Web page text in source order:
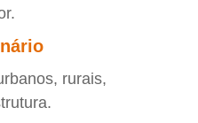
rurais,